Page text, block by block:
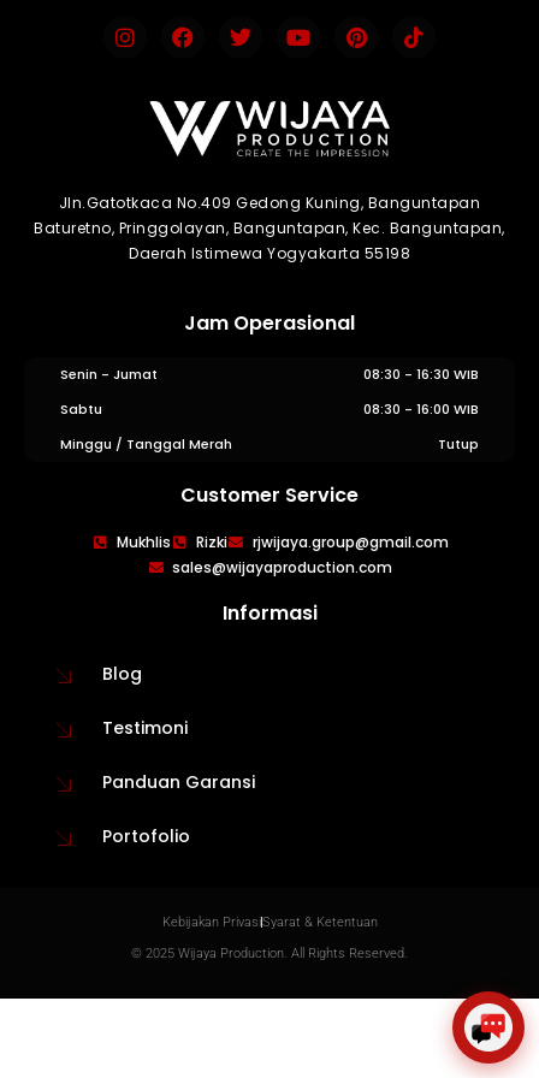
WIJAYA PRODUCTION
Jln.Gatotkaca No.409 Gedong Kuning, Banguntapan
Baturetno, Pringgolayan, Banguntapan, Kec. Banguntapan,
Daerah Istimewa Yogyakarta 55198
Jam Operasional
Senin - Jumat
08:30 - 16:30 WIB
Sabtu
08:30 - 16:00 WIB
Minggu / Tanggal Merah
Tutup
Customer Service
Mukhlis Rizki
rjwijaya.group@gmail.com
sales@wijayaproduction.com
Informasi
Blog
Testimoni
Panduan Garansi
Portofolio
Kebijakan PrivasiSyarat & Ketentuan
© 2025 Wijaya Production. All Rights Reserved.